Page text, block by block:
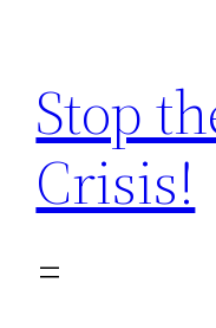
springen
Stop
Crisis!